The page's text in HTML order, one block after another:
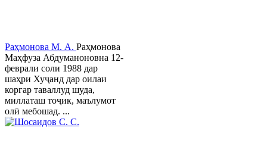
Раҳмонова М. А. Раҳмонова
Маҳфуза Абдуманоновна 12-
феврали соли 1988 дар
шаҳри Хуҷанд дар оилаи
коргар таваллуд шуда,
миллаташ тоҷик, маълумот
олӣ мебошад. ...